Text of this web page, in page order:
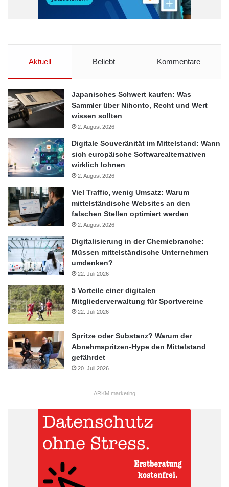
Aktuell Beliebt Kommentare
Japanisches Schwert kaufen: Was
Sammler über Nihonto, Recht und Wert
wissen sollten
2. August 2026
Digitale Souveränität im Mittelstand: Wann
sich europäische Softwarealternativen
wirklich lohnen
2. August 2026
Viel Traffic, wenig Umsatz: Warum
mittelständische Websites an den
falschen Stellen optimiert werden
2. August 2026
Digitalisierung in der Chemiebranche:
Müssen mittelständische Unternehmen
umdenken?
22. Juli 2026
5 Vorteile einer digitalen
Mitgliederverwaltung für Sportvereine
22. Juli 2026
Spritze oder Substanz? Warum der
Abnehmspritzen-Hype den Mittelstand
gefährdet
20. Juli 2026
ARKM.marketing